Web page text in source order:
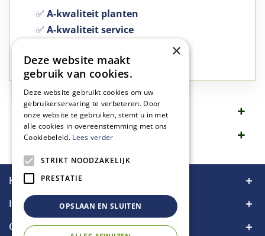
✅ A-kwaliteit planten
✅ A-kwaliteit service
✅Groen, dat is wat we doen
Omschrijving
Specificaties
Handige links
Informatie
Contact
×
Deze website maakt
gebruik van cookies.
Deze website gebruikt cookies om uw
gebruikerservaring te verbeteren. Door
onze website te gebruiken, stemt u in met
alle cookies in overeenstemming met ons
Cookiebeleid. Lees verder
STRIKT NOODZAKELIJK
PRESTATIE
OPSLAAN EN SLUITEN